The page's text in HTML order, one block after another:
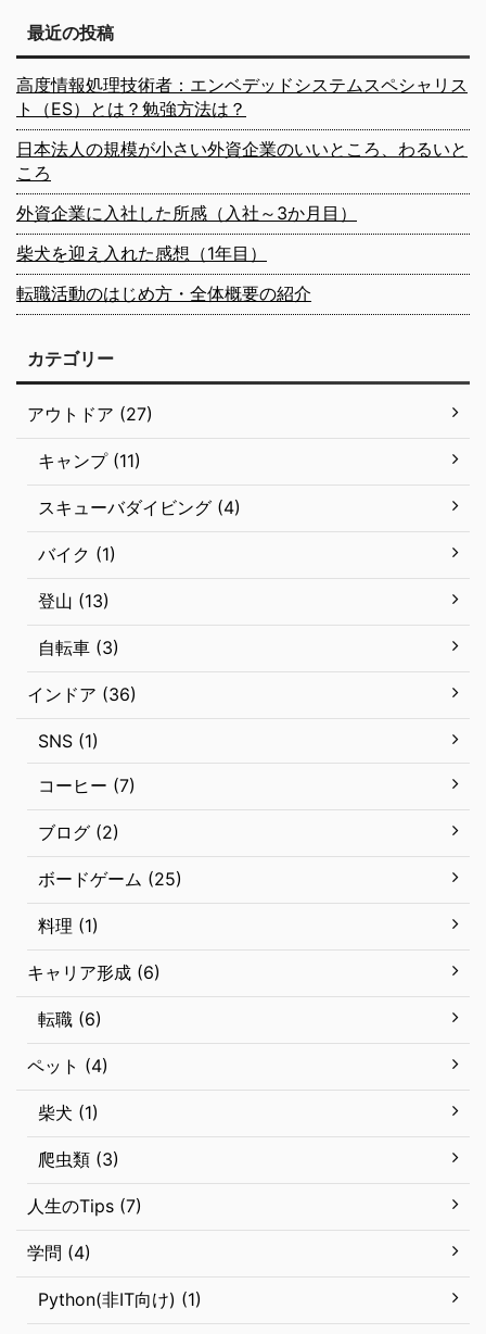
最近の投稿
高度情報処理技術者：エンベデッドシステムスペシャリス
ト（ES）とは？勉強方法は？
日本法人の規模が小さい外資企業のいいところ、わるいと
ころ
外資企業に入社した所感（入社～3か月目）
柴犬を迎え入れた感想（1年目）
転職活動のはじめ方・全体概要の紹介
カテゴリー
アウトドア (27)
キャンプ (11)
スキューバダイビング (4)
バイク (1)
登山 (13)
自転車 (3)
インドア (36)
SNS (1)
コーヒー (7)
ブログ (2)
ボードゲーム (25)
料理 (1)
キャリア形成 (6)
転職 (6)
ペット (4)
柴犬 (1)
爬虫類 (3)
人生のTips (7)
学問 (4)
Python(非IT向け) (1)